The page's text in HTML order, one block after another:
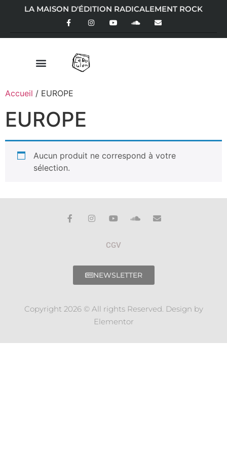
LA MAISON D'ÉDITION RADICALEMENT ROCK
Accueil / EUROPE
EUROPE
Aucun produit ne correspond à votre
sélection.
CGV
NEWSLETTER
Copyright 2026 © All rights Reserved. Design by
Elementor